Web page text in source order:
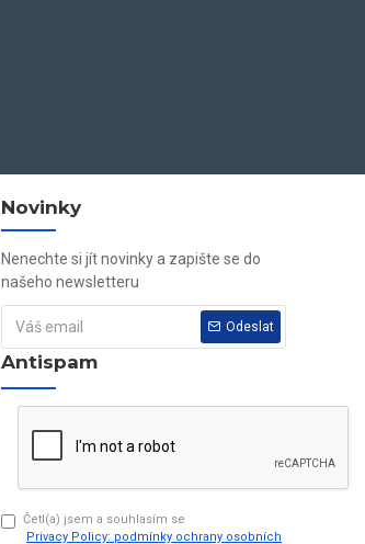
Novinky
Nenechte si jít novinky a zapište se do
našeho newsletteru
Odeslat
Antispam
Četl(a) jsem a souhlasím se
Privacy Policy: podmínky ochrany osobních